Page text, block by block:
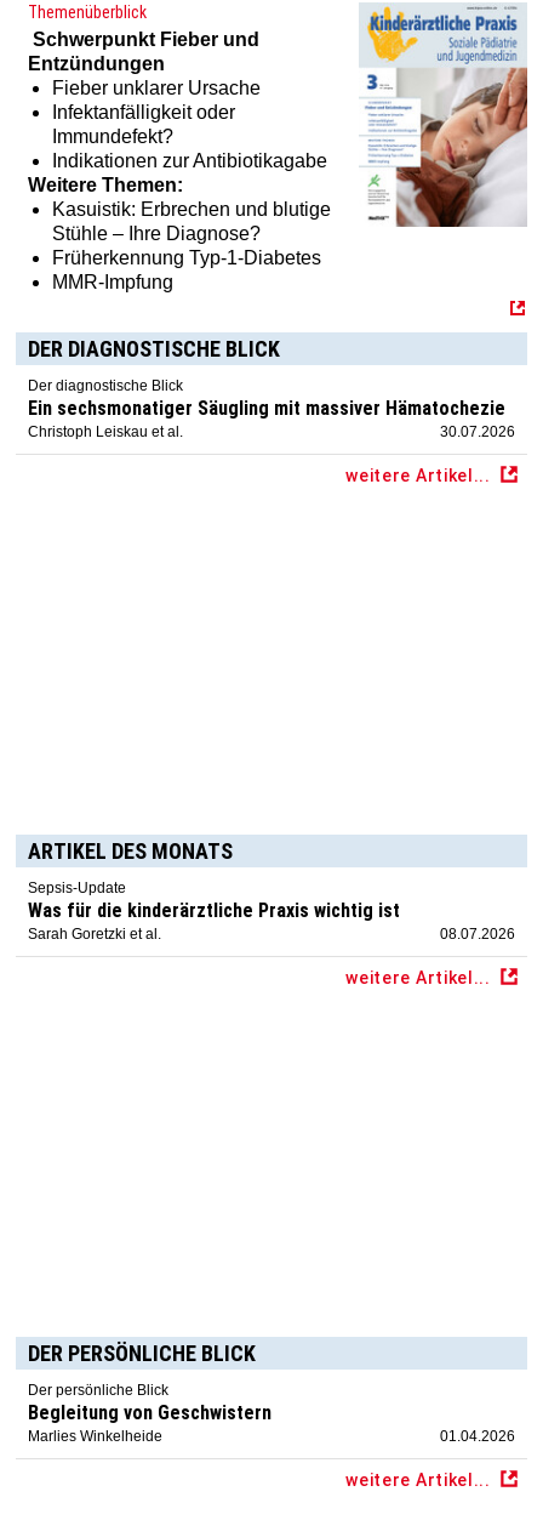
Sie einfach hier:
Themenüberblick
Schwerpunkt Fieber und
Entzündungen
Fieber unklarer Ursache
Infektanfälligkeit oder
Immundefekt?
Indikationen zur Antibiotikagabe
Weitere Themen:
Kasuistik: Erbrechen und blutige
Stühle – Ihre Diagnose?
Früherkennung Typ-1-Diabetes
MMR-Impfung
DER DIAGNOSTISCHE BLICK
Der diagnostische Blick
Ein sechsmonatiger Säugling mit massiver Hämatochezie
Christoph Leiskau et al. 30.07.2026
weitere Artikel...
ARTIKEL DES MONATS
Sepsis-Update
Was für die kinderärztliche Praxis wichtig ist
Sarah Goretzki et al. 08.07.2026
weitere Artikel...
DER PERSÖNLICHE BLICK
Der persönliche Blick
Begleitung von Geschwistern
Marlies Winkelheide 01.04.2026
weitere Artikel...